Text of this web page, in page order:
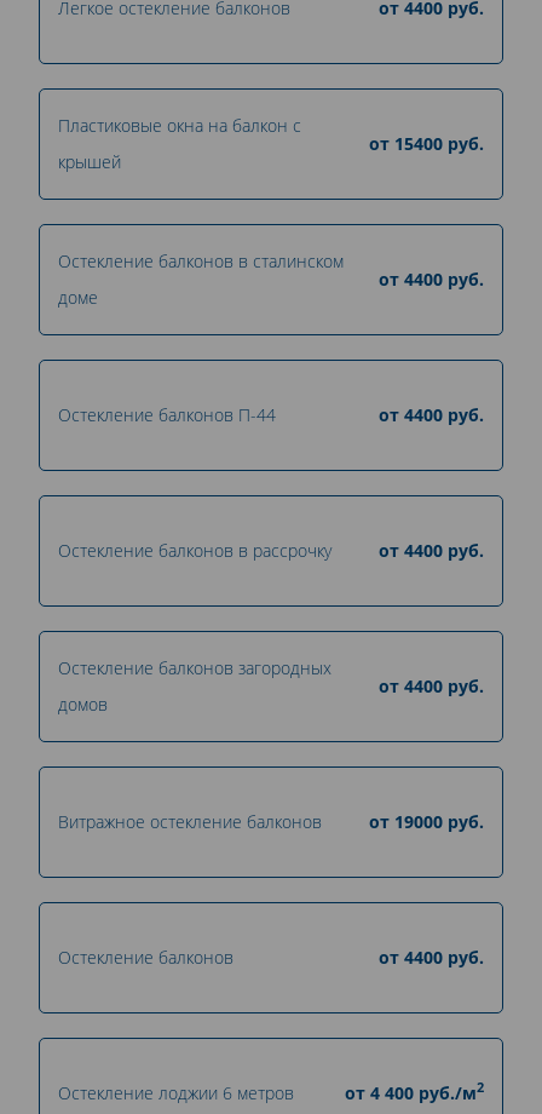
Легкое остекление балконов от 4400 руб.
Пластиковые окна на балкон с
крышей
от 15400 руб.
Остекление балконов в сталинском
доме
от 4400 руб.
Остекление балконов П-44 от 4400 руб.
Остекление балконов в рассрочку от 4400 руб.
Остекление балконов загородных
домов
от 4400 руб.
Витражное остекление балконов от 19000 руб.
Остекление балконов от 4400 руб.
Остекление лоджии 6 метров от 4 400 руб./м2